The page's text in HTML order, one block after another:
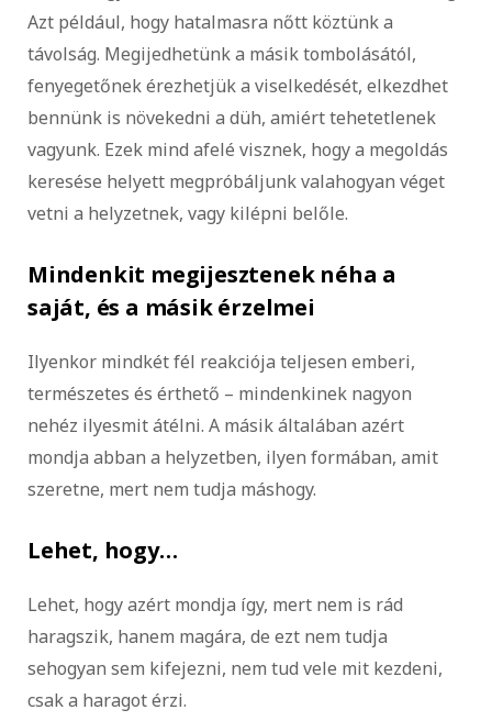
Azt például, hogy hatalmasra nőtt köztünk a
távolság. Megijedhetünk a másik tombolásától,
fenyegetőnek érezhetjük a viselkedését, elkezdhet
bennünk is növekedni a düh, amiért tehetetlenek
vagyunk. Ezek mind afelé visznek, hogy a megoldás
keresése helyett megpróbáljunk valahogyan véget
vetni a helyzetnek, vagy kilépni belőle.
Mindenkit megijesztenek néha a
saját, és a másik érzelmei
Ilyenkor mindkét fél reakciója teljesen emberi,
természetes és érthető – mindenkinek nagyon
nehéz ilyesmit átélni. A másik általában azért
mondja abban a helyzetben, ilyen formában, amit
szeretne, mert nem tudja máshogy.
Lehet, hogy…
Lehet, hogy azért mondja így, mert nem is rád
haragszik, hanem magára, de ezt nem tudja
sehogyan sem kifejezni, nem tud vele mit kezdeni,
csak a haragot érzi.